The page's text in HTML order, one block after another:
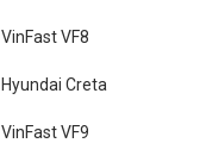
VinFast VF8
Hyundai Creta
VinFast VF9